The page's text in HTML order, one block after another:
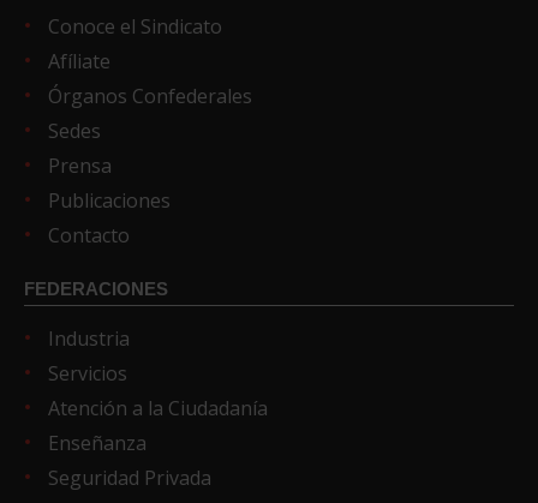
Conoce el Sindicato
Afíliate
Órganos Confederales
Sedes
Prensa
Publicaciones
Contacto
FEDERACIONES
Industria
Servicios
Atención a la Ciudadanía
Enseñanza
Seguridad Privada